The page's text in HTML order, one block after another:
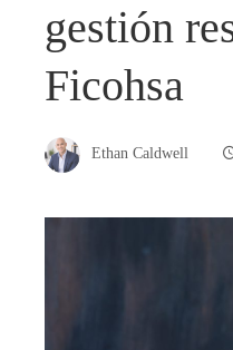
gestión
Ficohsa
Ethan Caldwell